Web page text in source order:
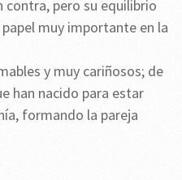
contra, pero su equilibrio
muy importante en la
y muy cariñosos; de
han nacido para estar
formando la pareja